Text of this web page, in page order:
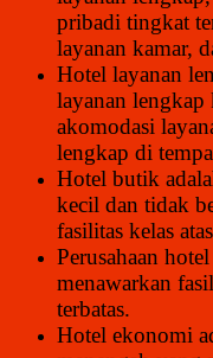
pribadi tingkat
layanan kamar,
Hotel layanan
layanan lengkap
akomodasi
lengkap di
Hotel butik
kecil dan tidak
fasilitas kelas
Perusahaan
menawarkan
terbatas.
Hotel ekonomi